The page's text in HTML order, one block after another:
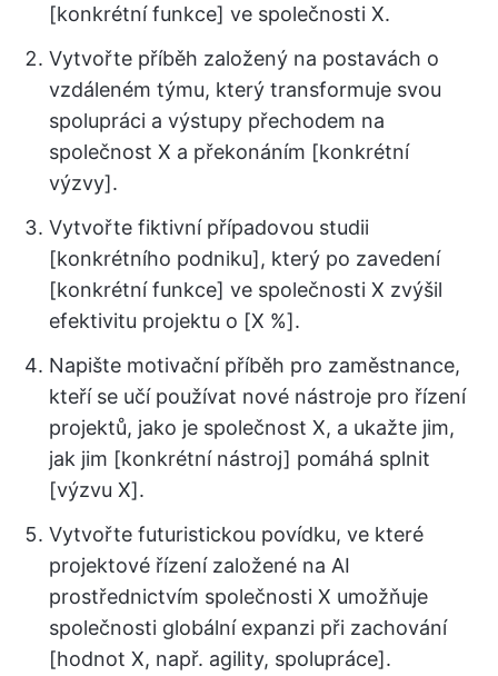
[konkrétní funkce] ve společnosti X.
Vytvořte příběh založený na postavách o
vzdáleném týmu, který transformuje svou
spolupráci a výstupy přechodem na
společnost X a překonáním [konkrétní
výzvy].
Vytvořte fiktivní případovou studii
[konkrétního podniku], který po zavedení
[konkrétní funkce] ve společnosti X zvýšil
efektivitu projektu o [X %].
Napište motivační příběh pro zaměstnance,
kteří se učí používat nové nástroje pro řízení
projektů, jako je společnost X, a ukažte jim,
jak jim [konkrétní nástroj] pomáhá splnit
[výzvu X].
Vytvořte futuristickou povídku, ve které
projektové řízení založené na AI
prostřednictvím společnosti X umožňuje
společnosti globální expanzi při zachování
[hodnot X, např. agility, spolupráce].